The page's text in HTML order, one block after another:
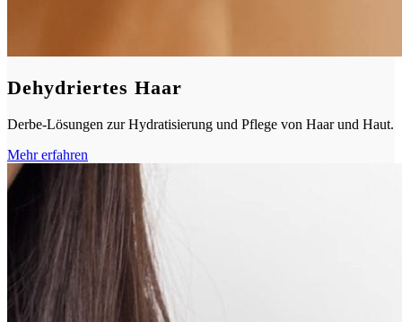
Dehydriertes Haar
Derbe-Lösungen zur Hydratisierung und Pflege von Haar und Haut.
Mehr erfahren